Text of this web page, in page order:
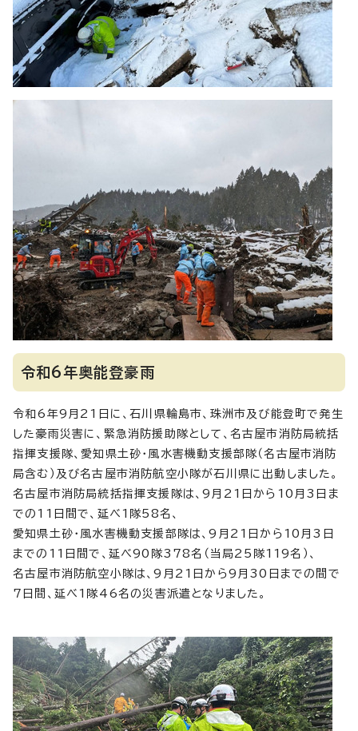
令和6年奥能登豪雨
令和6年9月21日に、石川県輪島市、珠洲市及び能登町で発生
した豪雨災害に、緊急消防援助隊として、名古屋市消防局統括
指揮支援隊、愛知県土砂・風水害機動支援部隊（名古屋市消防
局含む）及び名古屋市消防航空小隊が石川県に出動しました。
名古屋市消防局統括指揮支援隊は、9月21日から10月3日ま
での11日間で、延べ1隊58名、
愛知県土砂・風水害機動支援部隊は、9月21日から10月3日
までの11日間で、延べ90隊378名（当局25隊119名）、
名古屋市消防航空小隊は、9月21日から9月30日までの間で
7日間、延べ1隊46名の災害派遣となりました。